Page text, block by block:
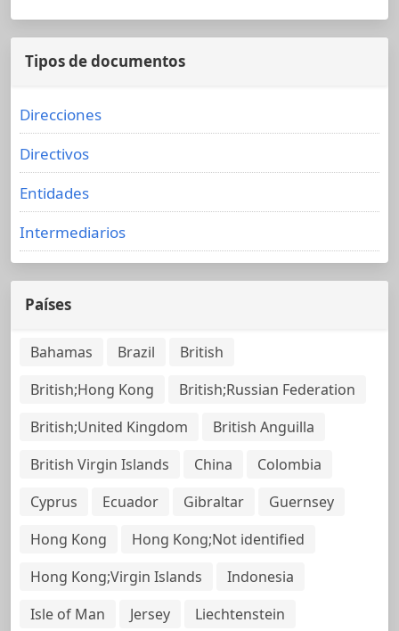
Tipos de documentos
Direcciones
Directivos
Entidades
Intermediarios
Países
Bahamas Brazil
British
British;Hong Kong
British;Russian Federation
British;United Kingdom
British Anguilla
British Virgin Islands
China
Colombia
Cyprus
Ecuador Gibraltar
Guernsey
Hong Kong
Hong Kong;Not identified
Hong Kong;Virgin Islands
Indonesia
Isle of Man
Jersey
Liechtenstein